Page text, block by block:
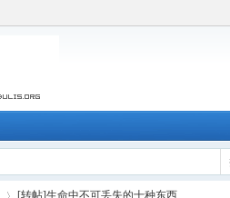
[转帖]生命中不可丢失的十种东西